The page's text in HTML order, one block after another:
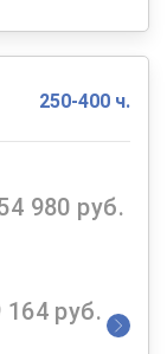
250-400 ч.
980 руб.
164 руб.